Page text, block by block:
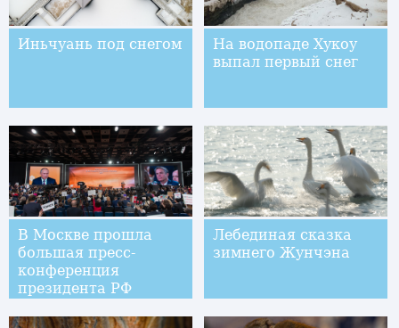
Иньчуань под снегом
На водопаде Хукоу
выпал первый снег
В Москве прошла
большая пресс-
конференция
президента РФ
Лебединая сказка
зимнего Жунчэна